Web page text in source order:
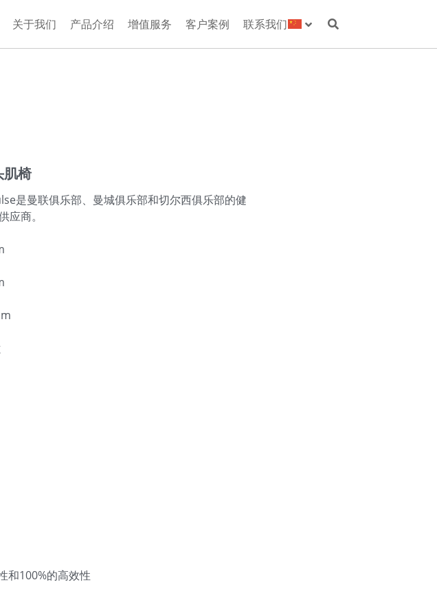
关于我们 产品介绍 增值服务 客户案例 联系我们
肌椅
是曼联俱乐部、曼城俱乐部和切尔西俱乐部的健
应商。
和100%的高效性